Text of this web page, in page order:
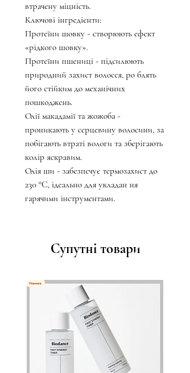
втрачену міцність.
Ключові інгредієнти:
Протеїни шовку - створюють ефект
«рідкого шовку».
Протеїни пшениці - підсилюють
природний захист волосся, ро блять
його стійким до механічних
пошкоджень.
Олії макадамії та жожоба -
проникають у серцевину волосини, за
побігають втраті вологи та зберігають
колір яскравим.
Олія ши - забезпечує термозахист до
230 °C, ідеально для укладан ня
гарячими інструментами.
Супутні товари